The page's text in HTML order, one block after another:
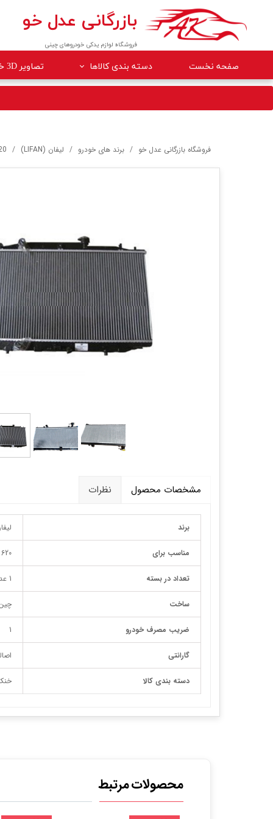
فروشگاه لوازم یدکی خودروهای چینی
بازرگانی عدل خو
صفحه نخست دسته بندی کالاها
برقی
لوازم مصرفی خودرو
قالپاق، رینگ و لاستیک
اکسسوری, لوازم جانبی ,تزِیینات
تصاویر 3D خودروها
فروشگاه بازرگانی عدل خو برند های خودرو لیفان (LIFAN)
مشخصات محصول نظرات
برند
مناسب برای 620 (1800) /620 (1600)
تعداد در بسته 1 عدد
ساخت
ضریب مصرف خودرو 1
گارانتی
دسته بندی کالا
محصولات مرتبط